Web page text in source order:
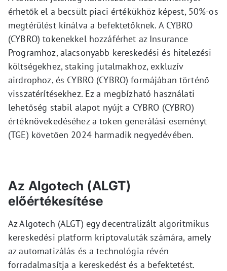
érhetők el a becsült piaci értékükhöz képest, 50%-os
megtérülést kínálva a befektetőknek. A CYBRO
(CYBRO) tokenekkel hozzáférhet az Insurance
Programhoz, alacsonyabb kereskedési és hitelezési
költségekhez, staking jutalmakhoz, exkluzív
airdrophoz, és CYBRO (CYBRO) formájában történő
visszatérítésekhez. Ez a megbízható használati
lehetőség stabil alapot nyújt a CYBRO (CYBRO)
értéknövekedéséhez a token generálási eseményt
(TGE) követően 2024 harmadik negyedévében.
Az Algotech (ALGT)
előértékesítése
Az Algotech (ALGT) egy decentralizált algoritmikus
kereskedési platform kriptovaluták számára, amely
az automatizálás és a technológia révén
forradalmasítja a kereskedést és a befektetést.